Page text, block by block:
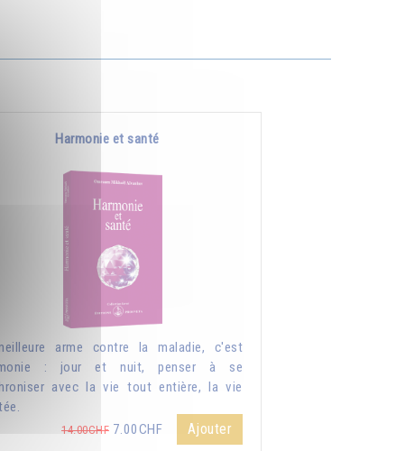
Harmonie et santé
arme contre la maladie, c'est
: jour et nuit, penser à se
avec la vie tout entière, la vie
14.00CHF 7.00CHF Ajouter